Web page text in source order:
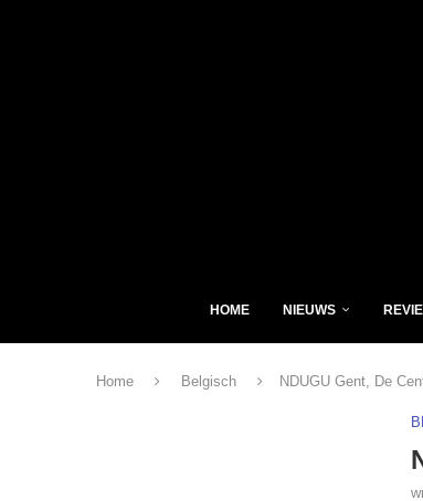
HOME NIEUWS
Home Belgisch NDUGU Gent, De